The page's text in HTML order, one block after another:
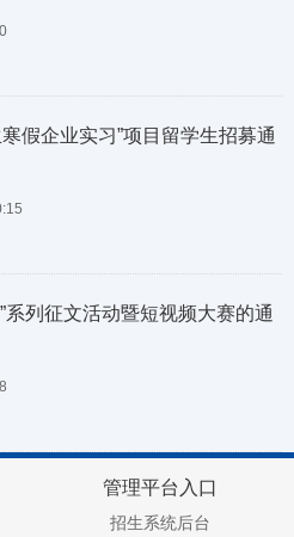
假企业实习”项目留学生招募通
系列征文活动暨短视频大赛的通
管理平台入口
招生系统后台